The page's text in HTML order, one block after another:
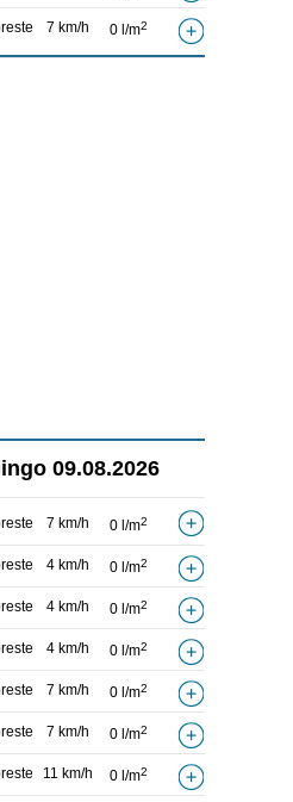
7 km/h 0 l/m2
09.08.2026
7 km/h 0 l/m2
4 km/h 0 l/m2
4 km/h 0 l/m2
4 km/h 0 l/m2
7 km/h 0 l/m2
7 km/h 0 l/m2
11 km/h 0 l/m2